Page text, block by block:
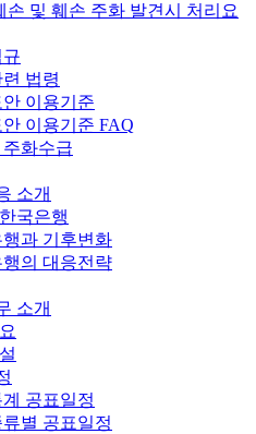
손 및 훼손 주화 발견시 처리요
법령
이용기준
이용기준 FAQ
화수급
소개
국은행
과 기후변화
의 대응전략
소개
공표일정
별 공표일정